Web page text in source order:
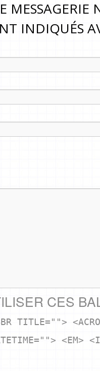
MESSAGERIE
INDIQUÉS
CES
TITLE="">
<EM>